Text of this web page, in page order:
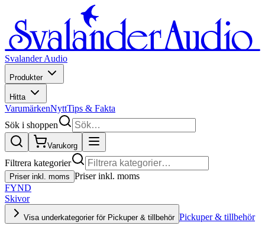
Svalander Audio
Produkter
Hitta
VarumärkenNyttTips & Fakta
Sök i shoppen
Varukorg
Filtrera kategorier
Priser inkl. moms Priser inkl. moms
FYND
Skivor
Visa underkategorier för Pickuper & tillbehör Pickuper & tillbehör